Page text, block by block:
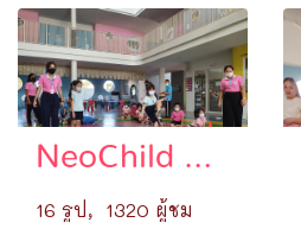
NeoChild Games 2022
16 รูป, 1320 ผู้ชม